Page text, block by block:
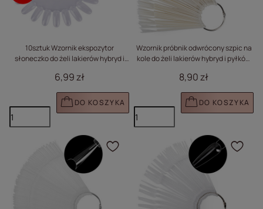
10sztuk Wzornik ekspozytor
słoneczko do żeli lakierów hybryd i
6,99 zł
DO KOSZYKA
Wzornik próbnik odwrócony szpic na
kole do żeli lakierów hybryd i pyłków
8,90 zł
DO KOSZYKA
Kliknij, aby dodać